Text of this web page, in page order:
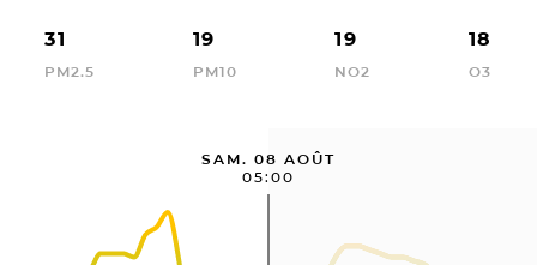
31
PM2.5
19
PM10
19
NO2
18
O3
SAM. 08 AOÛT
05:00